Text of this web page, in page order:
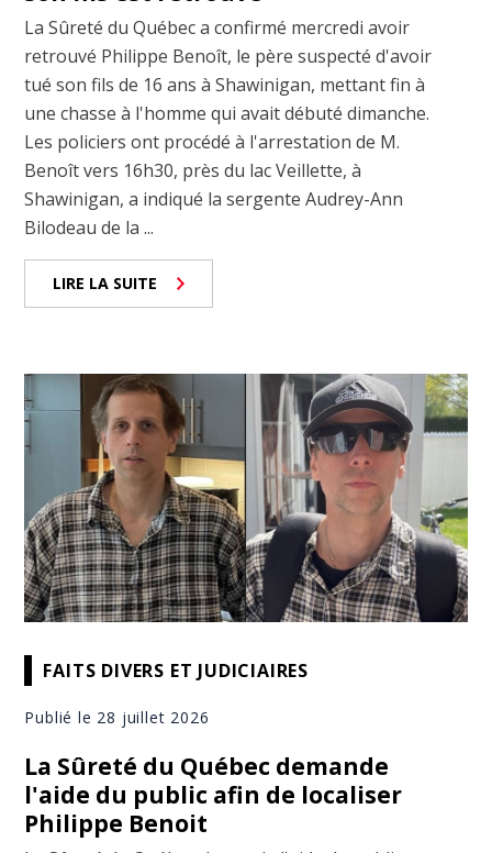
La Sûreté du Québec a confirmé mercredi avoir
retrouvé Philippe Benoît, le père suspecté d'avoir
tué son fils de 16 ans à Shawinigan, mettant fin à
une chasse à l'homme qui avait débuté dimanche.
Les policiers ont procédé à l'arrestation de M.
Benoît vers 16h30, près du lac Veillette, à
Shawinigan, a indiqué la sergente Audrey-Ann
Bilodeau de la ...
LIRE LA SUITE
FAITS DIVERS ET JUDICIAIRES
Publié le 28 juillet 2026
La Sûreté du Québec demande
l'aide du public afin de localiser
Philippe Benoit